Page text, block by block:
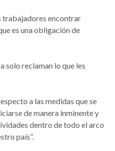
trabajadores encontrar
es una obligación de
solo reclaman lo que les
a las medidas que se
de manera inminente y
dentro de todo el arco
país”.